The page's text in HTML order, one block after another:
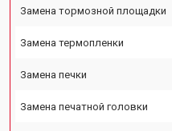
Замена тормозной площадки
Замена термопленки
Замена печки
Замена печатной головки